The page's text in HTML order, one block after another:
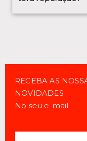
RECEBA AS
NOVIDADES
No seu e-mail